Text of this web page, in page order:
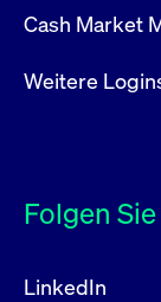
Cash Market
Weitere
Folgen
LinkedIn